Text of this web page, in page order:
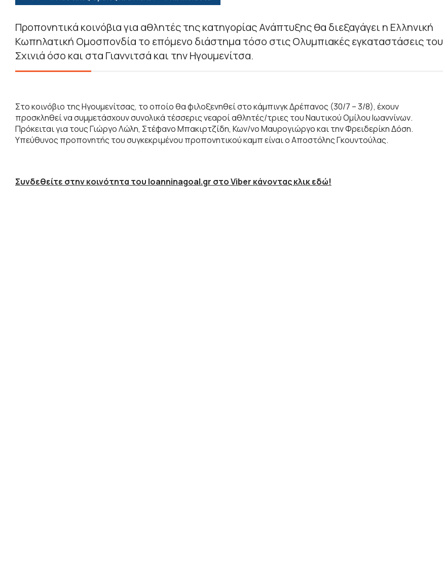
Προπονητικά κοινόβια για αθλητές της κατηγορίας Ανάπτυξης θα διεξαγάγει η Ελληνική
Κωπηλατική Ομοσπονδία το επόμενο διάστημα τόσο στις Ολυμπιακές εγκαταστάσεις του
Σχινιά όσο και στα Γιαννιτσά και την Ηγουμενίτσα.
Στο κοινόβιο της Ηγουμενίτσας, το οποίο θα φιλοξενηθεί στο κάμπινγκ Δρέπανος (30/7 – 3/8), έχουν
προσκληθεί να συμμετάσχουν συνολικά τέσσερις νεαροί αθλητές/τριες του Ναυτικού Ομίλου Ιωαννίνων.
Πρόκειται για τους Γιώργο Λώλη, Στέφανο Μπακιρτζίδη, Κων/νο Μαυρογιώργο και την Φρειδερίκη Δόση.
Υπεύθυνος προπονητής του συγκεκριμένου προπονητικού καμπ είναι ο Αποστόλης Γκουντούλας.
Συνδεθείτε στην κοινότητα του Ioanninagoal.gr στο Viber κάνοντας κλικ εδώ!